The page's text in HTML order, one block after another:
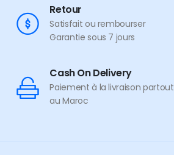
Retour
Satisfait ou rembourser
Garantie sous 7 jours
Cash On Delivery
Paiement à la livraison partout
au Maroc